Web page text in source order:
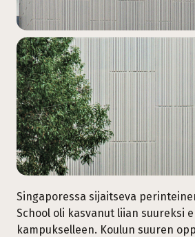
Singaporessa sijaitseva
School oli kasvanut liian suureksi
kampukselleen. Koulun suuren